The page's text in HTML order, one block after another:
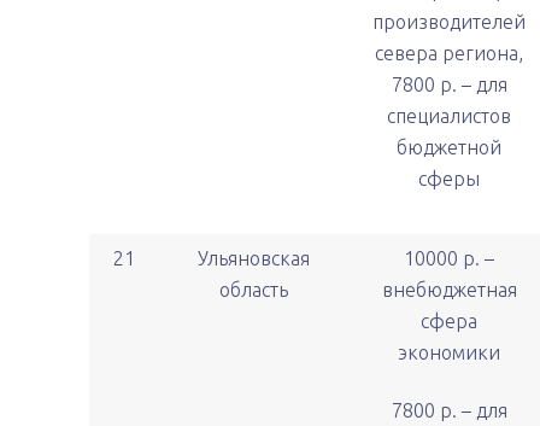
производителей
севера региона,
7800 р. – для
специалистов
бюджетной
сферы
21
Ульяновская
область
10000 р. –
внебюджетная
сфера
экономики
7800 р. – для